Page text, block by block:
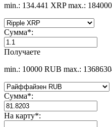
min.: 134.441 XRP max.:
Сумма*:
Получаете
min.: 10000 RUB max.:
Сумма*:
На карту*: